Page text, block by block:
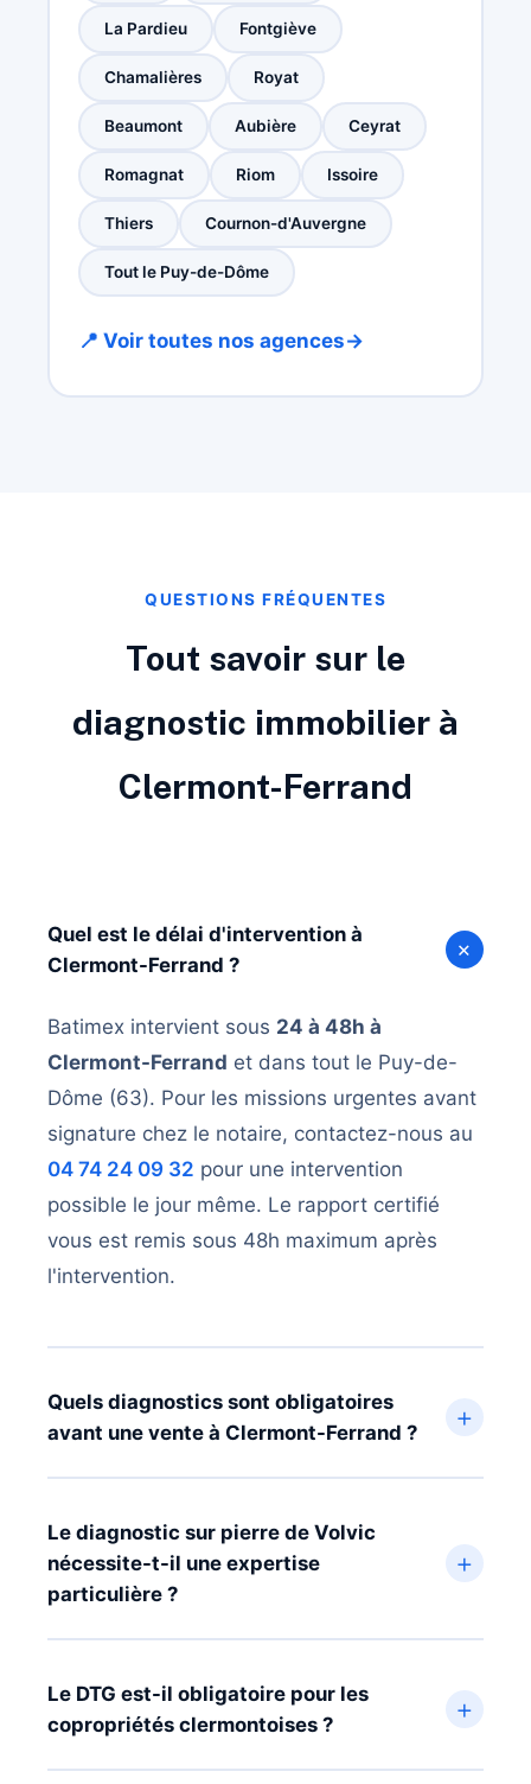
La Pardieu Fontgiève
Chamalières Royat
Beaumont Aubière Ceyrat
Romagnat Riom Issoire
Thiers Cournon-d'Auvergne
Tout le Puy-de-Dôme
📍 Voir toutes nos agences→
QUESTIONS FRÉQUENTES
Tout savoir sur le
diagnostic immobilier à
Clermont-Ferrand
Quel est le délai d'intervention à
Clermont-Ferrand ?
+
Batimex intervient sous 24 à 48h à
Clermont-Ferrand et dans tout le Puy-de-
Dôme (63). Pour les missions urgentes avant
signature chez le notaire, contactez-nous au
04 74 24 09 32 pour une intervention
possible le jour même. Le rapport certifié
vous est remis sous 48h maximum après
l'intervention.
Quels diagnostics sont obligatoires
avant une vente à Clermont-Ferrand ?
+
obligatoires avant vente sont :DPE
2006),amiante(biens avant juillet 1997),
plomb(immeubles en pierre de Volvic avant
1949),installation électrique(+ de 15 ans),
(certaines zones du Puy-de-Dôme), et
ERP
(état des risques et pollutions). Batimex
réalise l'ensemble en une seule intervention.
Le diagnostic sur pierre de Volvic
nécessite-t-il une expertise
particulière ?
+
noire) utilisée massivement dans
l'architecture clermontoise nécessite une
Le DTG est-il obligatoire pour les
copropriétés clermontoises ?
+